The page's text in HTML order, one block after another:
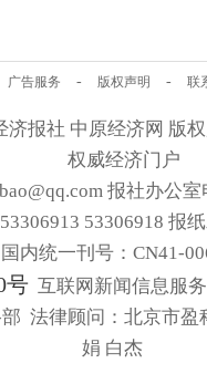
广告服务 - 版权声明 - 联
报社 中原经济网 版
权威经济门户
报社办公
53306918 报
国内统一刊号：CN41-
号 互联网新闻信息服
法律顾问：北京市
娟 白杰